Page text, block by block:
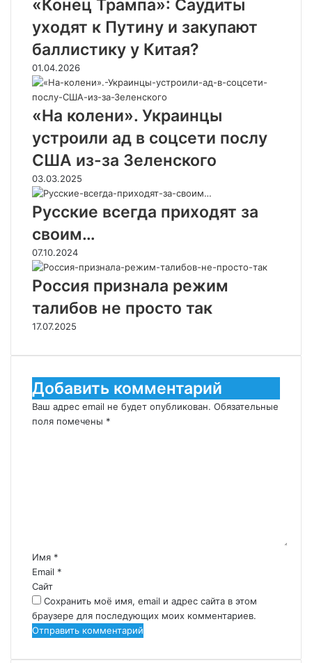
«Конец Трампа»: Саудиты
уходят к Путину и закупают
баллистику у Китая?
01.04.2026
«На колени». Украинцы
устроили ад в соцсети послу
США из-за Зеленского
03.03.2025
Русские всегда приходят за
своим…
07.10.2024
Россия признала режим
талибов не просто так
17.07.2025
Добавить комментарий
Ваш адрес email не будет опубликован. Обязательные
поля помечены *
р
и
й
*
Имя *
Email *
Сайт
Сохранить моё имя, email и адрес сайта в этом
браузере для последующих моих комментариев.